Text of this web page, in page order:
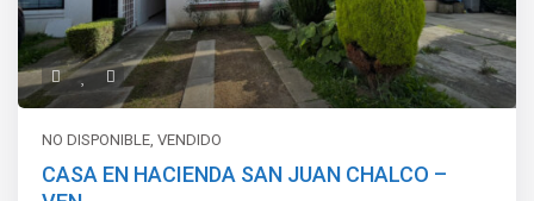
NO DISPONIBLE,VENDIDO
CASA EN HACIENDA SAN JUAN CHALCO –